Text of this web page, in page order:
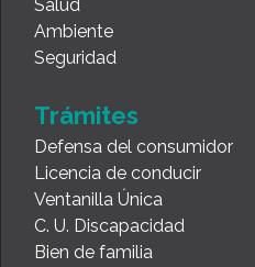
Salud
Ambiente
Seguridad
Trámites
Defensa del consumidor
Licencia de conducir
Ventanilla Única
C. U. Discapacidad
Bien de familia